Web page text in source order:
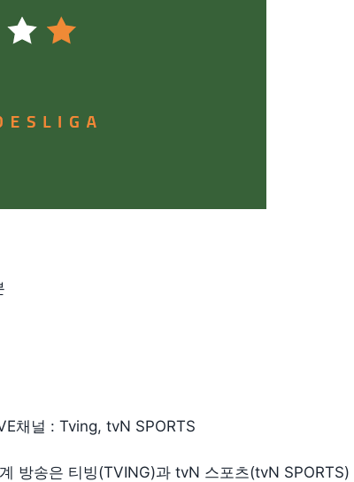
채널 : Tving, tvN SPORTS
방송은 티빙(TVING)과 tvN 스포츠(tvN SPORTS)